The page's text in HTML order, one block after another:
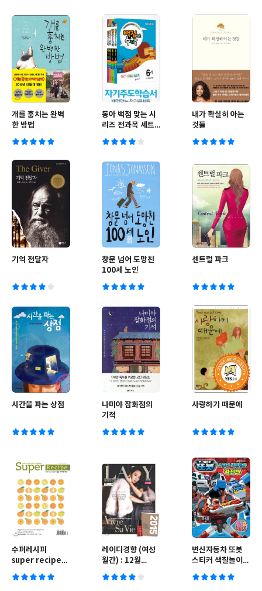
개를 훔치는 완벽
한 방법
동아 백점 맞는 시
리즈 전과목 세트
내가 확실히 아는
것들
기억 전달자
창문 넘어 도망친
100세 노인
센트럴 파크
시간을 파는 상점
나미야 잡화점의
기적
사랑하기 때문에
수퍼레시피
super recipe
[2014]
레이디경향 (여성
월간) : 12월
변신자동차 또봇
스티커 색칠놀이